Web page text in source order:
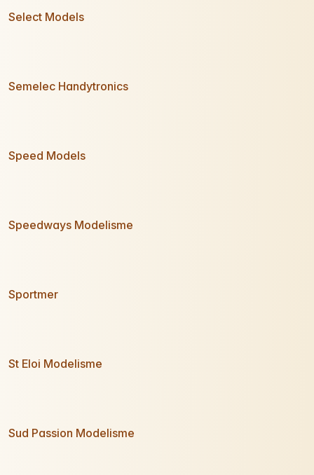
Select Models
Semelec Handytronics
Speed Models
Speedways Modelisme
Sportmer
St Eloi Modelisme
Sud Passion Modelisme